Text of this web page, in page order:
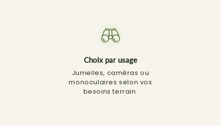
Choix par usage
Jumelles, caméras ou
monoculaires selon vos
besoins terrain.